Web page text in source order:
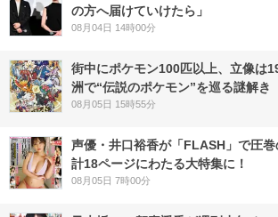
の方へ届けていけたら」
08月04日 14時00分
街中にポケモン100匹以上、立像は
洲で“伝説のポケモン”を巡る謎解き
08月05日 15時55分
声優・井口裕香が「FLASH」で圧巻
計18ページにわたる大特集に！
08月05日 7時00分